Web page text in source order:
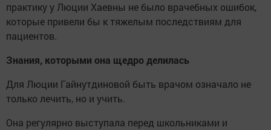
практику у Люции Хаевны не было врачебных ошибок,
которые привели бы к тяжелым последствиям для
пациентов.
Знания, которыми она щедро делилась
Для Люции Гайнутдиновой быть врачом означало не
только лечить, но и учить.
Она регулярно выступала перед школьниками и